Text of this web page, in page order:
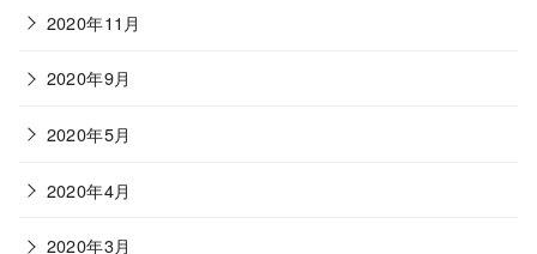
2020年11月
2020年9月
2020年5月
2020年4月
2020年3月